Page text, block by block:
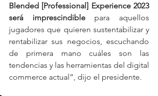
Blended [Professional] Experience 2023
será imprescindible para aquellos
jugadores que quieren sustentabilizar y
rentabilizar sus negocios, escuchando
de primera mano cuáles son las
tendencias y las herramientas del digital
commerce actual”, dijo el presidente.